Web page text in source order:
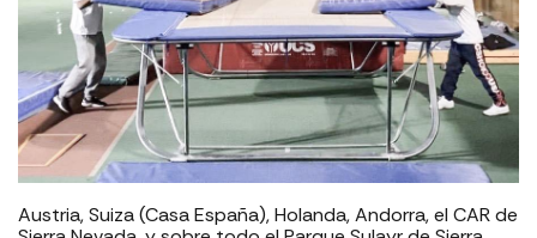
Austria, Suiza (Casa España), Holanda, Andorra, el CAR de